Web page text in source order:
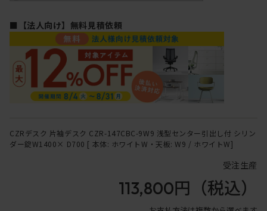
■【法人向け】無料見積依頼
CZRデスク 片袖デスク CZR-147CBC-9W9 浅型センター引出し付 シリン
ダー錠W1400× D700 [ 本体: ホワイトW・天板: W9 / ホワイトW]
受注生産
113,800円 （税込）